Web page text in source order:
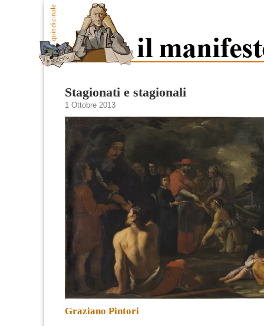
Stagionati e stagionali
1 Ottobre 2013
Graziano Pintori